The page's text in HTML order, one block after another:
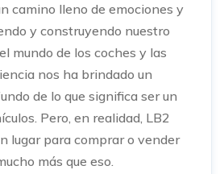
camino lleno de emociones y
y construyendo nuestro
mundo de los coches y las
nos ha brindado un
de lo que significa ser un
Pero, en realidad, LB2
lugar para comprar o vender
más que eso.